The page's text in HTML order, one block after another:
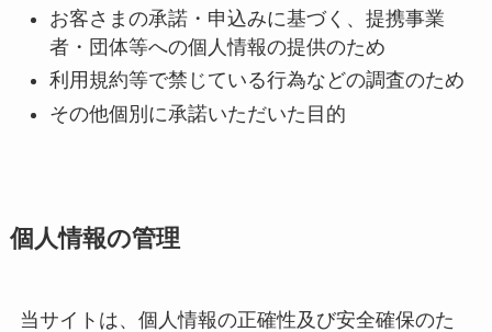
お客さまの承諾・申込みに基づく、提携事業
者・団体等への個人情報の提供のため
利用規約等で禁じている行為などの調査のため
その他個別に承諾いただいた目的
個人情報の管理
当サイトは、個人情報の正確性及び安全確保のた